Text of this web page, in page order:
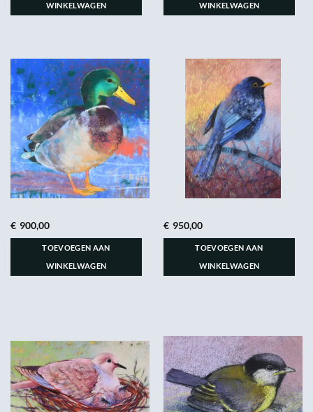
WINKELWAGEN
WINKELWAGEN
€ 900,00
TOEVOEGEN AAN
WINKELWAGEN
€ 950,00
TOEVOEGEN AAN
WINKELWAGEN